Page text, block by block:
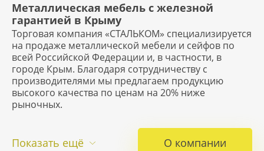
Металлическая мебель с железной
гарантией в Крыму
Торговая компания «СТАЛЬКОМ» специализируется
на продаже металлической мебели и сейфов по
всей Российской Федерации и, в частности, в
городе Крым. Благодаря сотрудничеству с
производителями мы предлагаем продукцию
высокого качества по ценам на 20% ниже
рыночных.
Показать ещё О компании